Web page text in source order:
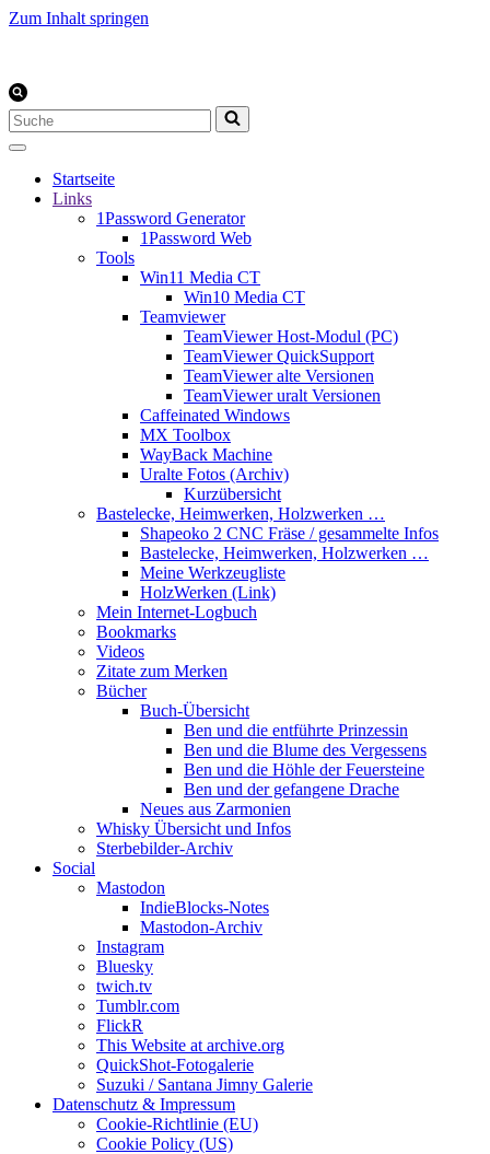
Zum Inhalt springen
Suchen
nach …
Startseite
Links
1Password Generator
1Password Web
Tools
Win11 Media CT
Win10 Media CT
Teamviewer
TeamViewer Host-Modul (PC)
TeamViewer QuickSupport
TeamViewer alte Versionen
TeamViewer uralt Versionen
Caffeinated Windows
MX Toolbox
WayBack Machine
Uralte Fotos (Archiv)
Kurzübersicht
Bastelecke, Heimwerken, Holzwerken …
Shapeoko 2 CNC Fräse / gesammelte Infos
Bastelecke, Heimwerken, Holzwerken …
Meine Werkzeugliste
HolzWerken (Link)
Mein Internet-Logbuch
Bookmarks
Videos
Zitate zum Merken
Bücher
Buch-Übersicht
Ben und die entführte Prinzessin
Ben und die Blume des Vergessens
Ben und die Höhle der Feuersteine
Ben und der gefangene Drache
Neues aus Zarmonien
Whisky Übersicht und Infos
Sterbebilder-Archiv
Social
Mastodon
IndieBlocks-Notes
Mastodon-Archiv
Instagram
Bluesky
twich.tv
Tumblr.com
FlickR
This Website at archive.org
QuickShot-Fotogalerie
Suzuki / Santana Jimny Galerie
Datenschutz & Impressum
Cookie-Richtlinie (EU)
Cookie Policy (US)